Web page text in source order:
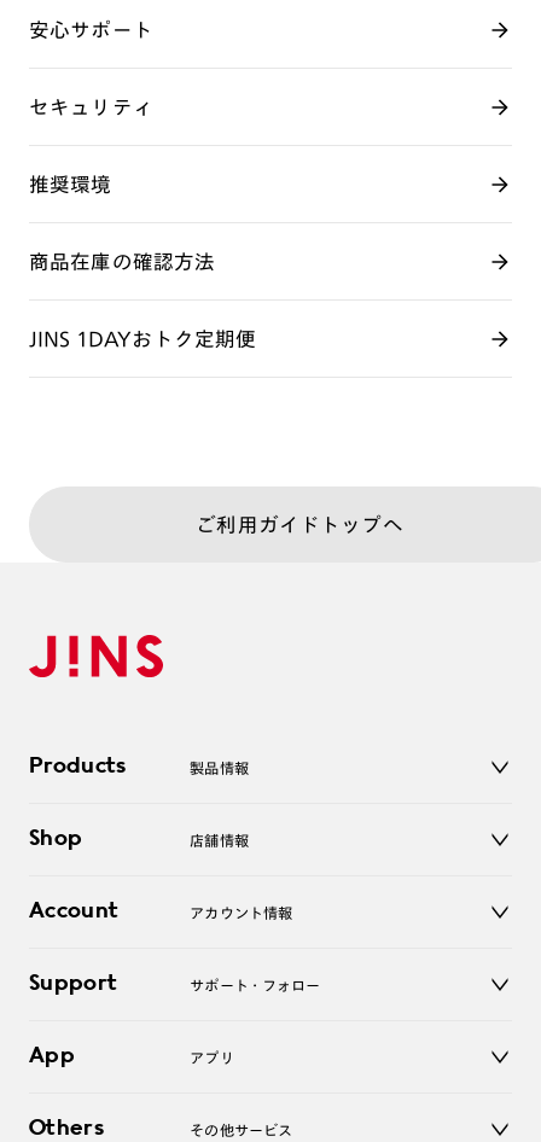
安心サポート
セキュリティ
推奨環境
商品在庫の確認方法
JINS 1DAYおトク定期便
ご利用ガイドトップへ
Products 製品情報
サングラス
コンタクトレンズ
アクセサリー
Shop 店舗情報
オンラインショップ
Account アカウント情報
ログアウト
Support サポート・フォロー
よくあるご質問
お問い合わせ
App アプリ
Others その他サービス